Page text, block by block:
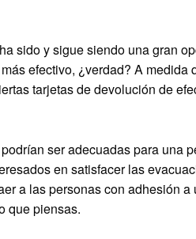
sido y sigue siendo una gran
efectivo, ¿verdad? A medida
tarjetas de devolución de
ser adecuadas para una
​​en satisfacer las
a las personas con adhesión
que piensas.